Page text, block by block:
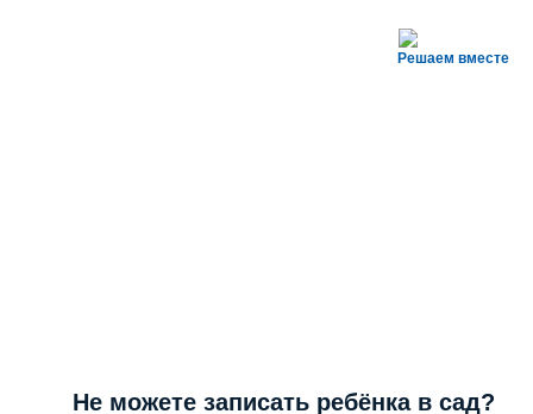
Решаем вместе
Не можете записать ребёнка в сад?